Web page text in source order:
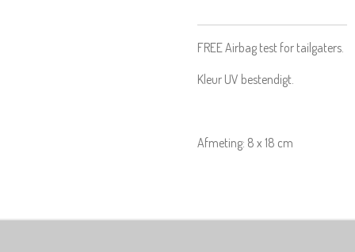
FREE Airbag test for tailgaters.
Kleur UV bestendigt.
Afmeting: 8 x 18 cm